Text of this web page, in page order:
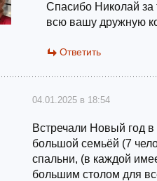
Спасибо Николай
всю вашу дружную
Ответить
04.01.2025 в 18:54
Встречали Новый год
большой семьёй (7
спальни, (в каждой
большим столом для